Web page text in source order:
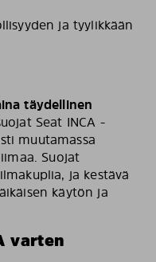
ja tyylikkään
täydellinen
Seat INCA -
muutamassa
Suojat
ja kestävä
käytön ja
varten